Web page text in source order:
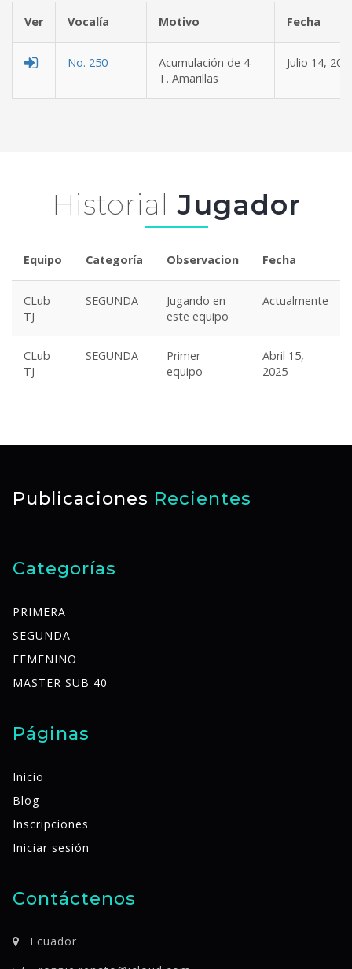
Ver Vocalía Motivo
No. 250
Acumulación de 4
T. Amarillas
Julio 14,
Historial Jugador
Equipo Categoría Observacion Fecha
CLub
TJ
SEGUNDA
Jugando en
este equipo
Actualmente
CLub
TJ
SEGUNDA
Primer
equipo
Abril 15,
2025
Publicaciones Recientes
Categorías
PRIMERA
SEGUNDA
FEMENINO
MASTER SUB 40
Páginas
Inicio
Blog
Inscripciones
Iniciar sesión
Contáctenos
Ecuador